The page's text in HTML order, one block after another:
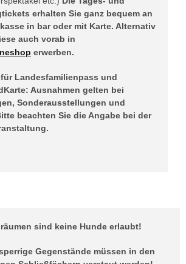
erhalten Sie ganz bequem an
in bar oder mit Karte. Alternativ
auch vorab in
erwerben.
Landesfamilienpass und
Ausnahmen gelten bei
Sonderausstellungen und
beachten Sie die Angabe bei der
sind keine Hunde erlaubt!
Gegenstände müssen in den